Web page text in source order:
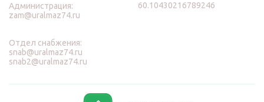
Администрация:
zam@uralmaz74.ru
Отдел снабжения:
snab@uralmaz74.ru
snab2@uralmaz74.ru
60.10430216789246